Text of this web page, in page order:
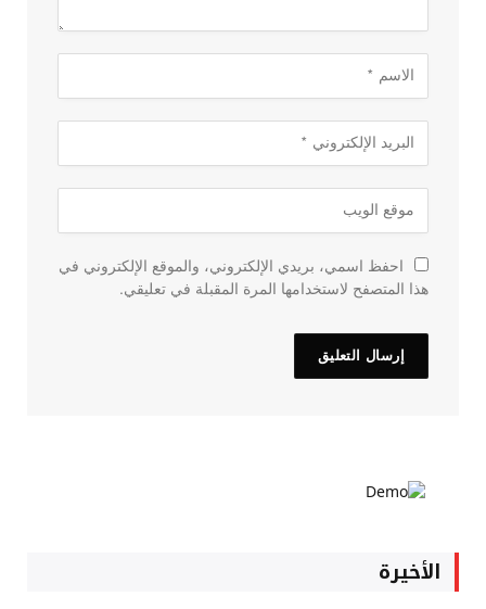
احفظ اسمي، بريدي الإلكتروني، والموقع الإلكتروني في
هذا المتصفح لاستخدامها المرة المقبلة في تعليقي.
الأخيرة